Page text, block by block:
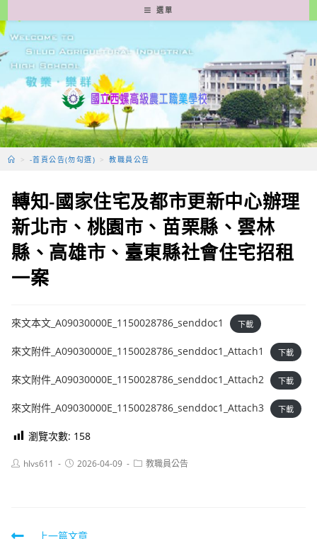
轉
至
要
容
選單
> -首頁公告(勿勾選) > 教職員公告
轉知-國家住宅及都市更新中心辦理
新北市、桃園市、苗栗縣、雲林
縣、高雄市、臺東縣社會住宅招租
一案
來文本文_A09030000E_1150028786_senddoc1 下載
來文附件_A09030000E_1150028786_senddoc1_Attach1 下載
來文附件_A09030000E_1150028786_senddoc1_Attach2 下載
來文附件_A09030000E_1150028786_senddoc1_Attach3 下載
瀏覽次數: 158
Posthlvs611
Post2026-04-09
Post教職員公告
上一篇文章